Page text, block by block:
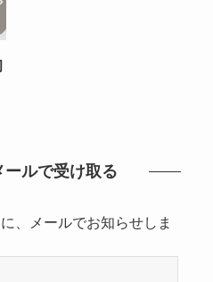
ールで受け取る
、メールでお知らせしま